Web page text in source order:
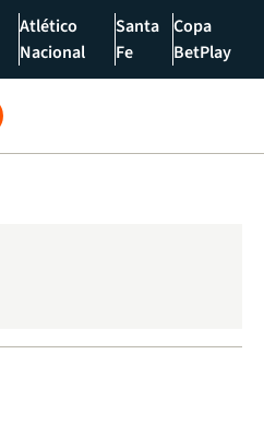
Atlético
Nacional
Santa
Fe
Copa
BetPlay